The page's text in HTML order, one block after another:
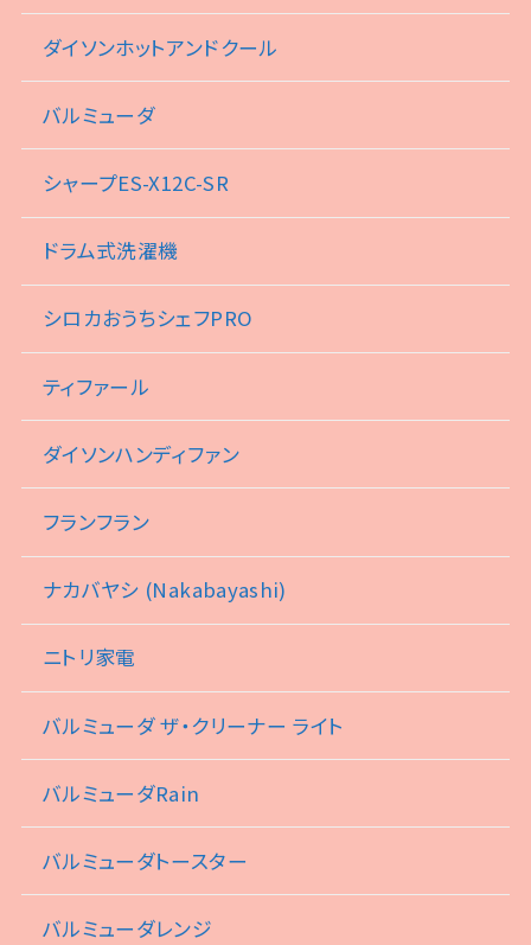
ダイソンホットアンドクール
バルミューダ
シャープES-X12C-SR
ドラム式洗濯機
シロカおうちシェフPRO
ティファール
ダイソンハンディファン
フランフラン
ナカバヤシ (Nakabayashi)
ニトリ家電
バルミューダ ザ・クリーナー ライト
バルミューダRain
バルミューダトースター
バルミューダレンジ